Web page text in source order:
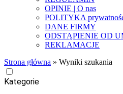
OPINIE | O nas
POLITYKA
DANE FIRMY
ODSTĄPIENIE OD
REKLAMACJE
Strona główna » Wyniki szukania
Kategorie